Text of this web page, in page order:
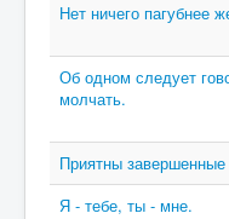
Нет ничего пагубнее
Об одном следует
молчать.
Приятны
Я - тебе, ты - мне.